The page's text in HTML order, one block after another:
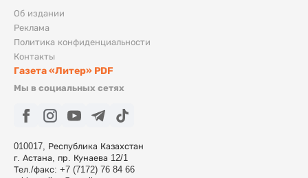
Об издании
Реклама
Политика конфиденциальности
Контакты
Газета «Литер» PDF
Мы в социальных сетях
010017, Республика Казахстан
г. Астана, пр. Кунаева 12/1
Тел./факс: +7 (7172) 76 84 66